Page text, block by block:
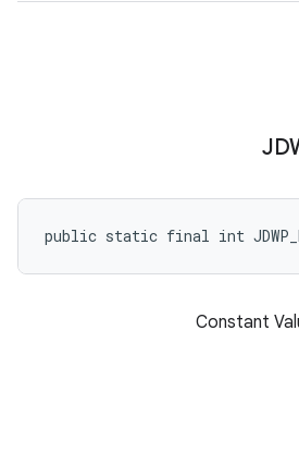
public static final int
Constant